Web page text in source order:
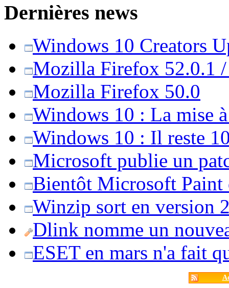
Dernières news
Windows 10 Creators
Mozilla Firefox 52.0.1
Mozilla Firefox 50.0
Windows 10 : La mise
Windows 10 : Il reste
Microsoft publie un
Bientôt Microsoft Paint
Winzip sort en version
Dlink nomme un
ESET en mars n'a fait